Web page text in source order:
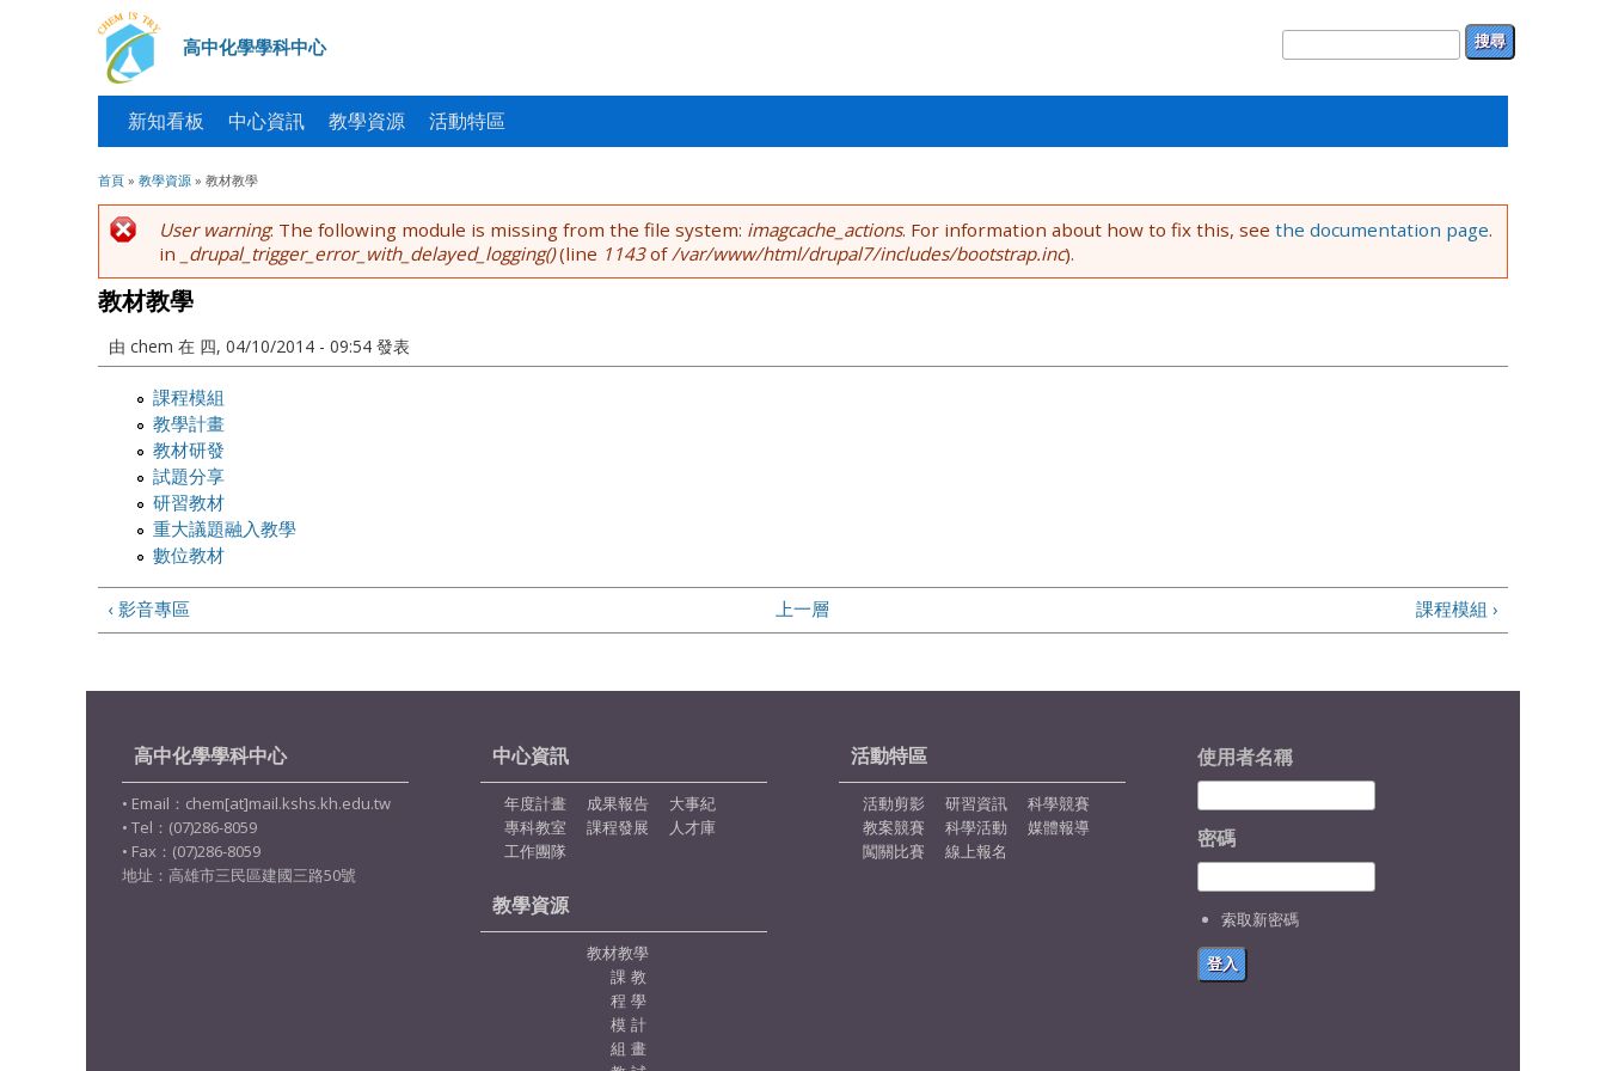
高中化學學科中心 搜尋表單
搜尋
新知看板 中心資訊 教學資源 活動特區
您在這裡
首頁 » 教學資源 » 教材教學
錯誤訊息
User warning: The following module is missing from the file system: imagcache_actions. For information about how to fix this, see the documentation page.
in
_drupal_trigger_error_with_delayed_logging()(line 1143of /var/www/html/drupal7/includes/bootstrap.inc).
教材教學
由 chem 在 四, 04/10/2014 - 09:54 發表
課程模組
教學計畫
教材研發
試題分享
研習教材
重大議題融入教學
數位教材
‹ 影音專區 上一層 課程模組 ›
高中化學學科中心
• Email：chem[at]mail.kshs.kh.edu.tw
• Tel：(07)286-8059
• Fax：(07)286-8059
地址：高雄市三民區建國三路50號
中心資訊
年度計畫 成果報告
大事紀
專科教室
課程發展
人才庫
工作團隊
教學資源
教材教學
課
程
模
組
教
學
計
畫
活動特區
活動剪影 研習資訊
科學競賽
教案競賽
科學活動
媒體報導
闖關比賽
線上報名
使用者名稱
密碼
索取新密碼